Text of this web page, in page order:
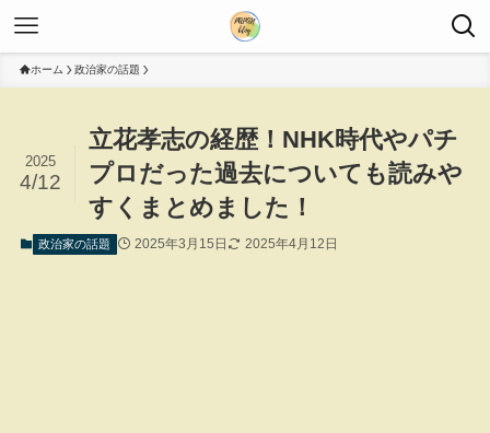
ホーム 政治家の話題
立花孝志の経歴！NHK時代やパチ
プロだった過去についても読みや
すくまとめました！
2025
4/12
政治家の話題 2025年3月15日 2025年4月12日